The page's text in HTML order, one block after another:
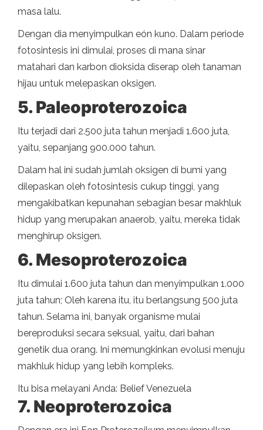
masa lalu.
Dengan dia menyimpulkan eón kuno. Dalam periode
fotosintesis ini dimulai, proses di mana sinar
matahari dan karbon dioksida diserap oleh tanaman
hijau untuk melepaskan oksigen.
5. Paleoproterozoica
Itu terjadi dari 2.500 juta tahun menjadi 1.600 juta,
yaitu, sepanjang 900.000 tahun.
Dalam hal ini sudah jumlah oksigen di bumi yang
dilepaskan oleh fotosintesis cukup tinggi, yang
mengakibatkan kepunahan sebagian besar makhluk
hidup yang merupakan anaerob, yaitu, mereka tidak
menghirup oksigen.
6. Mesoproterozoica
Itu dimulai 1.600 juta tahun dan menyimpulkan 1.000
juta tahun; Oleh karena itu, itu berlangsung 500 juta
tahun. Selama ini, banyak organisme mulai
bereproduksi secara seksual, yaitu, dari bahan
genetik dua orang. Ini memungkinkan evolusi menuju
makhluk hidup yang lebih kompleks.
Itu bisa melayani Anda: Belief Venezuela
7. Neoproterozoica